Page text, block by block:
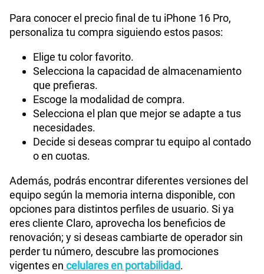
Para conocer el precio final de tu iPhone 16 Pro,
personaliza tu compra siguiendo estos pasos:
Elige tu color favorito.
Selecciona la capacidad de almacenamiento
que prefieras.
Escoge la modalidad de compra.
Selecciona el plan que mejor se adapte a tus
necesidades.
Decide si deseas comprar tu equipo al contado
o en cuotas.
Además, podrás encontrar diferentes versiones del
equipo según la memoria interna disponible, con
opciones para distintos perfiles de usuario. Si ya
eres cliente Claro, aprovecha los beneficios de
renovación; y si deseas cambiarte de operador sin
perder tu número, descubre las promociones
vigentes en celulares en portabilidad.